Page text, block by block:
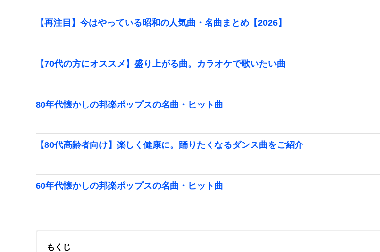
【再注目】今はやっている昭和の人気曲・名曲まとめ【2026】
【70代の方にオススメ】盛り上がる曲。カラオケで歌いたい曲
80年代懐かしの邦楽ポップスの名曲・ヒット曲
【80代高齢者向け】楽しく健康に。踊りたくなるダンス曲をご紹介
60年代懐かしの邦楽ポップスの名曲・ヒット曲
もくじ